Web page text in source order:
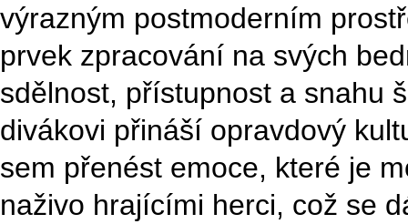
výrazným postmoderním
prvek zpracování na svých
sdělnost, přístupnost a snahu
divákovi přináší opravdový
sem přenést emoce, které je
naživo hrajícími herci, což se